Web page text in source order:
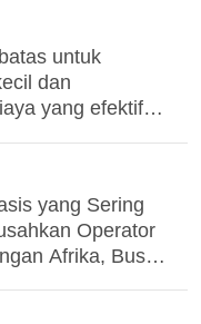
untuk
dan
yang efektif
yang Sering
Operator
Afrika, Bus